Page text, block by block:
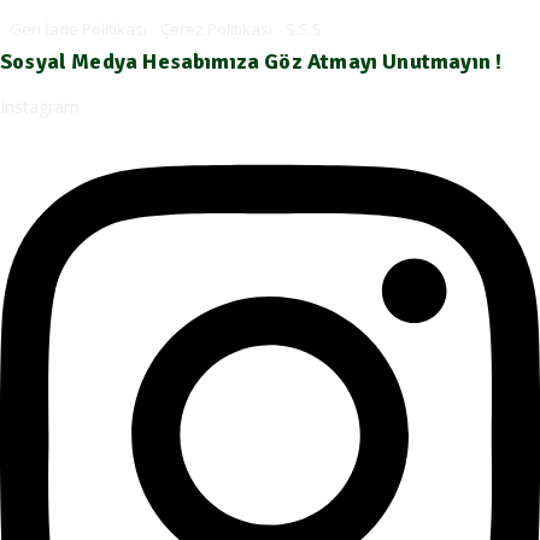
Sosyal Medya Hesabımıza Göz Atmayı Unutmayın !